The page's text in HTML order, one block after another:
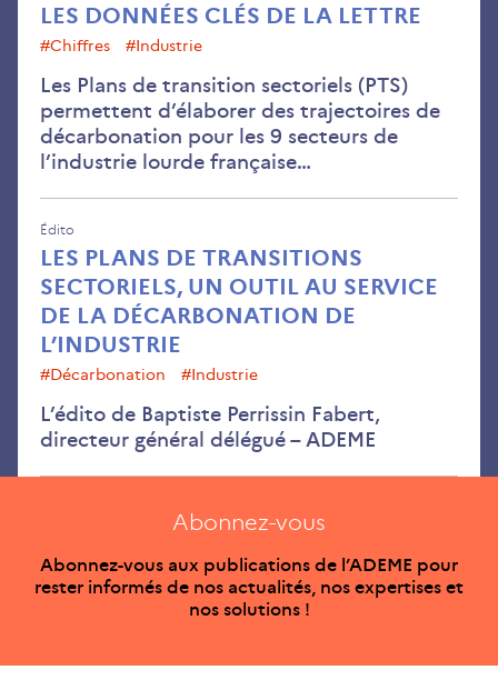
LES DONNÉES CLÉS DE LA LETTRE
#chiffres #Industrie
Les Plans de transition sectoriels (PTS)
permettent d’élaborer des trajectoires de
décarbonation pour les 9 secteurs de
l’industrie lourde française…
LES PLANS DE TRANSITIONS
SECTORIELS, UN OUTIL AU SERVICE
DE LA DÉCARBONATION DE
L’INDUSTRIE
Édito
#décarbonation #Industrie
L’édito de Baptiste Perrissin Fabert,
directeur général délégué – ADEME
Abonnez-vous
Abonnez-vous aux publications de l’ADEME pour
rester informés de nos actualités, nos expertises et
nos solutions !